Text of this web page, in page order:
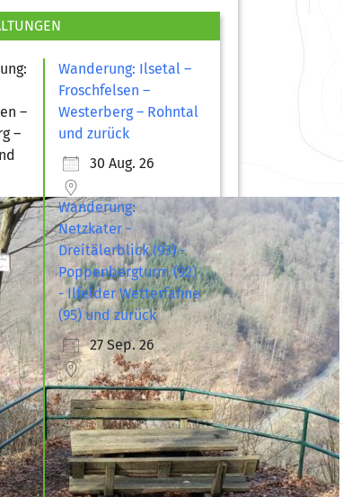
Wanderung: Ilsetal –
Froschfelsen –
Westerberg – Rohntal
und zurück
30 Aug. 26
Wanderung:
Netzkater -
Dreitälerblick (93) -
Poppenbergturm (92)
- Ilfelder Wetterfahne
(95) und zurück
27 Sep. 26